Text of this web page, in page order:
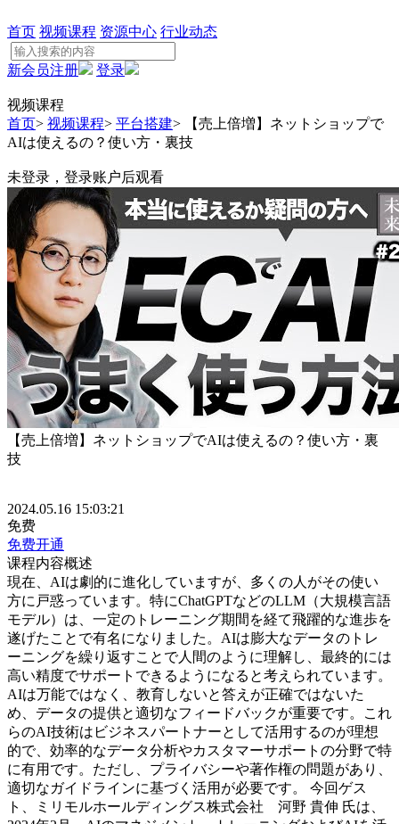
首页 视频课程 资源中心 行业动态
新会员注册 登录
视频课程
首页> 视频课程> 平台搭建>
【売上倍増】ネットショップで
AIは使えるの？使い方・裏技
未登录，登录账户后观看
【売上倍増】ネットショップでAIは使えるの？使い方・裏
技
2024.05.16 15:03:21
免费
免费开通
课程内容概述
現在、AIは劇的に進化していますが、多くの人がその使い
方に戸惑っています。特にChatGPTなどのLLM（大規模言語
モデル）は、一定のトレーニング期間を経て飛躍的な進歩を
遂げたことで有名になりました。AIは膨大なデータのトレ
ーニングを繰り返すことで人間のように理解し、最終的には
高い精度でサポートできるようになると考えられています。
AIは万能ではなく、教育しないと答えが正確ではないた
め、データの提供と適切なフィードバックが重要です。これ
らのAI技術はビジネスパートナーとして活用するのが理想
的で、効率的なデータ分析やカスタマーサポートの分野で特
に有用です。ただし、プライバシーや著作権の問題があり、
適切なガイドラインに基づく活用が必要です。 今回ゲス
ト、ミリモルホールディングス株式会社 河野 貴伸 氏は、